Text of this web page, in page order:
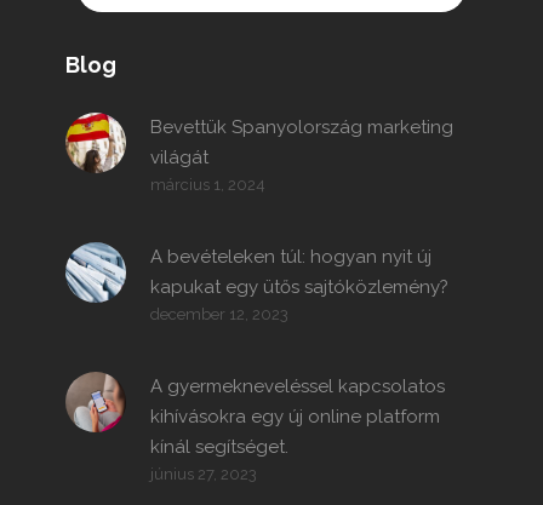
Blog
Bevettük Spanyolország marketing
világát
március 1, 2024
A bevételeken túl: hogyan nyit új
kapukat egy ütős sajtóközlemény?
december 12, 2023
A gyermekneveléssel kapcsolatos
kihívásokra egy új online platform
kínál segítséget.
június 27, 2023